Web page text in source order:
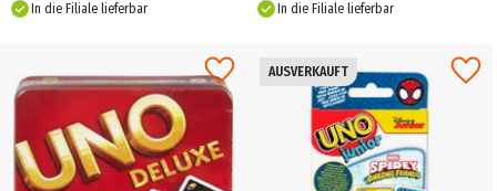
In die Filiale lieferbar
In die Filiale lieferbar
AUSVERKAUFT